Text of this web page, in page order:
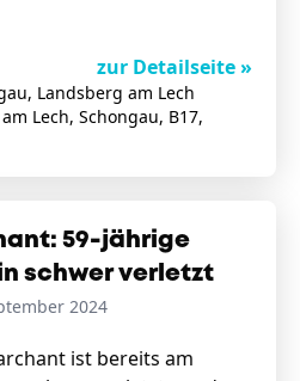
zur Detailseite »
Landsberg am Lech
Lech, Schongau, B17,
59-jährige
schwer verletzt
2024
ist bereits am